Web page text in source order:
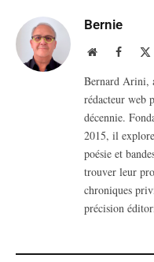
Bernie
Website
Bernard Arini,
rédacteur web
décennie.
2015, il
poésie et
trouver leur
chroniques
précision